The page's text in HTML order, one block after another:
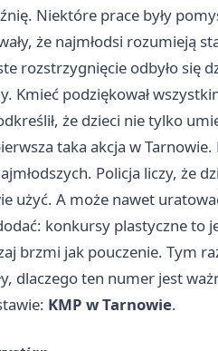
Niektóre prace były
że najmłodsi rozumieją
rozstrzygnięcie odbyło się
Kmieć podziękował
że dzieci nie tylko
taka akcja w
Policja liczy, że
użyć. A może nawet
konkursy plastyczne to
brzmi jak pouczenie. Tym
dlaczego ten numer jest
KMP w Tarnowie.